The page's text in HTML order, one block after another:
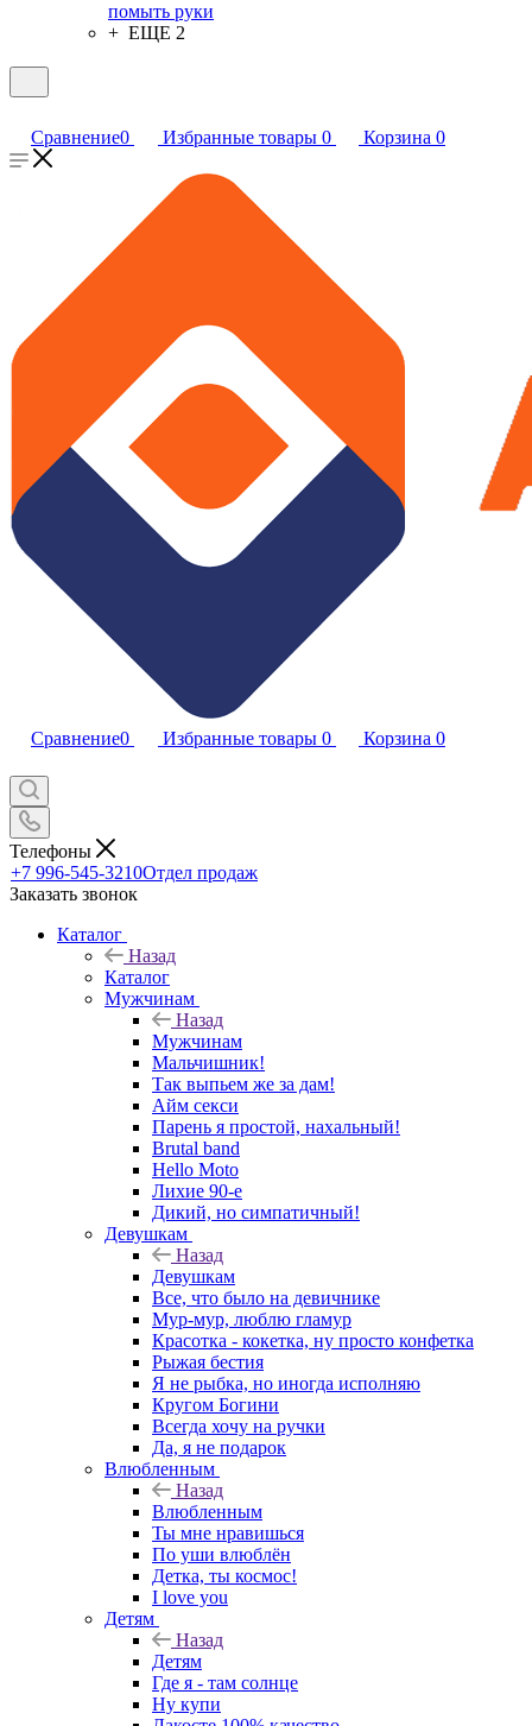
помыть руки
+ ЕЩЕ 2
Сравнение0 Избранные товары 0 Корзина 0
Сравнение0 Избранные товары 0 Корзина 0
Телефоны
+7 996-545-3210Отдел продаж
Заказать звонок
Каталог
Назад
Каталог
Мужчинам
Назад
Мужчинам
Мальчишник!
Так выпьем же за дам!
Айм секси
Парень я простой, нахальный!
Brutal band
Hello Moto
Лихие 90-е
Дикий, но симпатичный!
Девушкам
Назад
Девушкам
Все, что было на девичнике
Мур-мур, люблю гламур
Красотка - кокетка, ну просто конфетка
Рыжая бестия
Я не рыбка, но иногда исполняю
Кругом Богини
Всегда хочу на ручки
Да, я не подарок
Влюбленным
Назад
Влюбленным
Ты мне нравишься
По уши влюблён
Детка, ты космос!
I love you
Детям
Назад
Детям
Где я - там солнце
Ну купи